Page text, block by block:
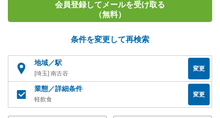
会員登録してメールを受け取る
（無料）
条件を変更して再検索
地域／駅
[埼玉] 南古谷
変更
業態／詳細条件
軽飲食
変更